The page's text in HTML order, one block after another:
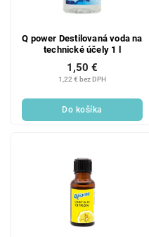
Q power Destilovaná voda na
technické účely 1 l
1,22 € bez DPH
1,50 €
Do košíka